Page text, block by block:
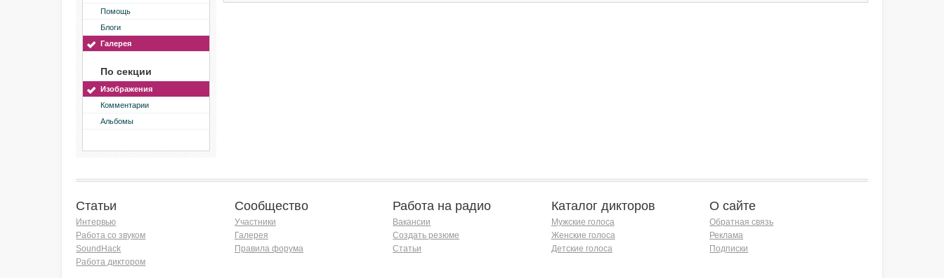
Помощь
Блоги
Галерея
По секции
Изображения
Комментарии
Альбомы
Статьи
Интервью
Работа со звуком
SoundHack
Работа диктором
Сообщество
Участники
Галерея
Правила форума
Работа на радио
Вакансии
Создать резюме
Статьи
Каталог дикторов
Мужские голоса
Женские голоса
Детские голоса
О сайте
Обратная связь
Реклама
Подписки